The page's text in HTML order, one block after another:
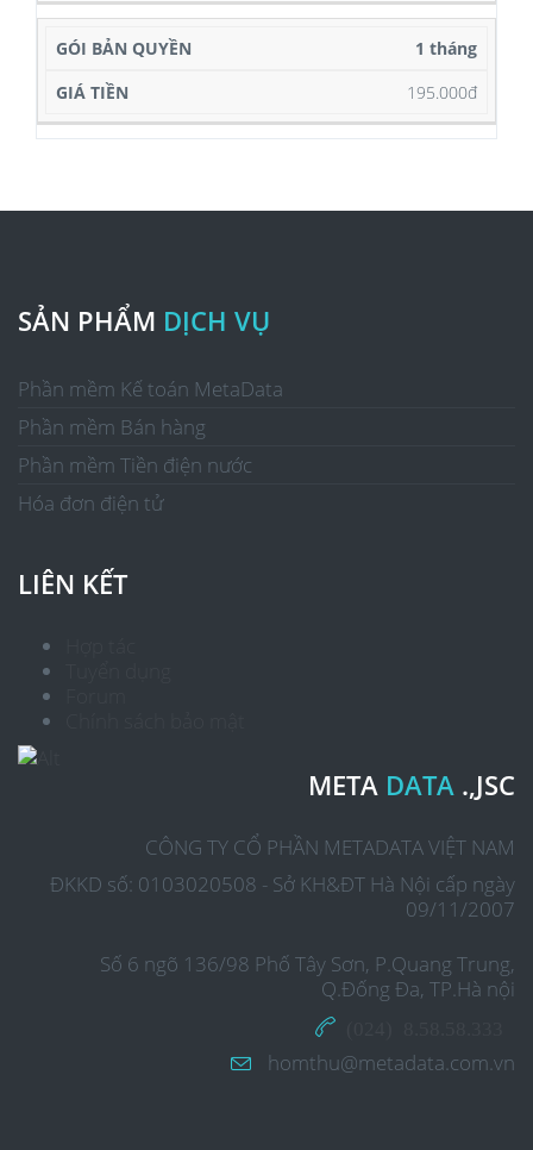
1 tháng
195.000đ
SẢN PHẨM DỊCH VỤ
Phần mềm Kế toán MetaData
Phần mềm Bán hàng
Phần mềm Tiền điện nước
Hóa đơn điện tử
LIÊN KẾT
META DATA .,JSC
CÔNG TY CỔ PHẦN METADATA VIỆT NAM
ĐKKD số: 0103020508 - Sở KH&ĐT Hà Nội cấp ngày
09/11/2007
Số 6 ngõ 136/98 Phố Tây Sơn, P.Quang Trung,
Q.Đống Đa, TP.Hà nội
homthu@metadata.com.vn